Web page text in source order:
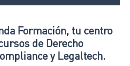
Formación, tu centro
de Derecho
y Legaltech.